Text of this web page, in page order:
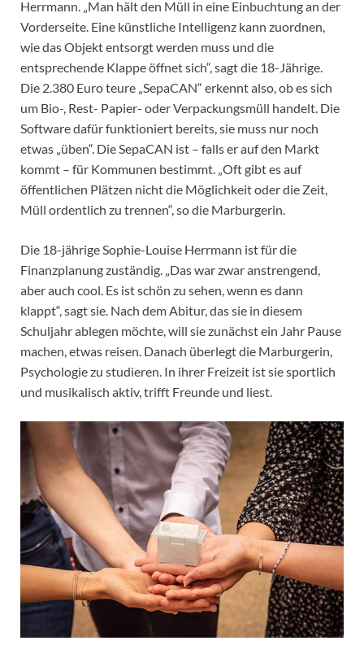
Herrmann. „Man hält den Müll in eine Einbuchtung an der
Vorderseite. Eine künstliche Intelligenz kann zuordnen,
wie das Objekt entsorgt werden muss und die
entsprechende Klappe öffnet sich“, sagt die 18-Jährige.
Die 2.380 Euro teure „SepaCAN“ erkennt also, ob es sich
um Bio-, Rest- Papier- oder Verpackungsmüll handelt. Die
Software dafür funktioniert bereits, sie muss nur noch
etwas „üben“. Die SepaCAN ist – falls er auf den Markt
kommt – für Kommunen bestimmt. „Oft gibt es auf
öffentlichen Plätzen nicht die Möglichkeit oder die Zeit,
Müll ordentlich zu trennen“, so die Marburgerin.
Die 18-jährige Sophie-Louise Herrmann ist für die
Finanzplanung zuständig. „Das war zwar anstrengend,
aber auch cool. Es ist schön zu sehen, wenn es dann
klappt“, sagt sie. Nach dem Abitur, das sie in diesem
Schuljahr ablegen möchte, will sie zunächst ein Jahr Pause
machen, etwas reisen. Danach überlegt die Marburgerin,
Psychologie zu studieren. In ihrer Freizeit ist sie sportlich
und musikalisch aktiv, trifft Freunde und liest.